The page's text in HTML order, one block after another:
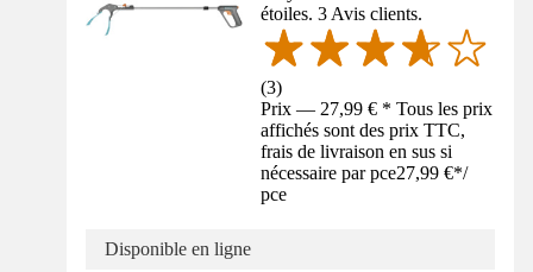
étoiles. 3 Avis clients.
(3)
Prix — 27,99 € * Tous les prix
affichés sont des prix TTC,
frais de livraison en sus si
nécessaire par pce27,99 €*/
pce
Disponible en ligne